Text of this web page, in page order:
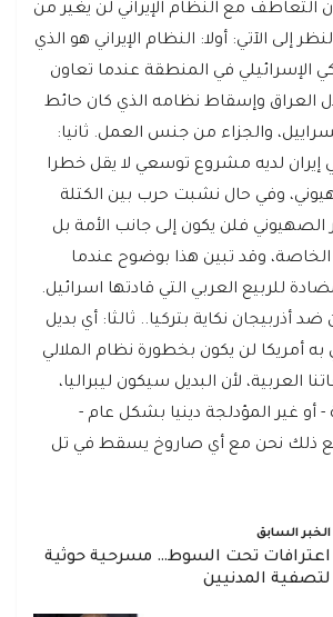
التعاطف مع النظام الإيراني لن يغير من
إلى الآتي: أولا: النظام الإيراني هو الذي
الإسرائيلي في المنطقة عندما تعاون
العراق وإسقاط نظامه الذي كان حائط
والجزاء من جنس العمل. ثانيا:
إيران لديه مشروع توسعي لا يقل خطرا
وفي حال نشبت حرب بين الكتلة
فلن يكون إلى جانب الأمة بل
وقد تبين هذا بوضوح عندما
للربيع العربي التي قادتها اسرائيل.
أذربيجان نكاية بتركيا.. ثالثا: أي بديل
به أمريكا لن يكون بخطورة نظام الملالي
العربية، لأن البديل سيكون ليبراليا،
- أو غير المؤدلجة دينيا بشكل عام -
ذلك نحن مع أي صاروخ يسقط في تل
الخبر السابق
اعترافات تحت السوط… مسرحية حوثية
لتصفية المدنيين